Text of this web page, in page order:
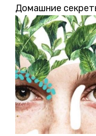
Домашние